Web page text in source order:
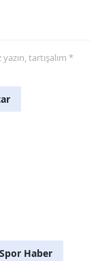
tartışalım *
Haber